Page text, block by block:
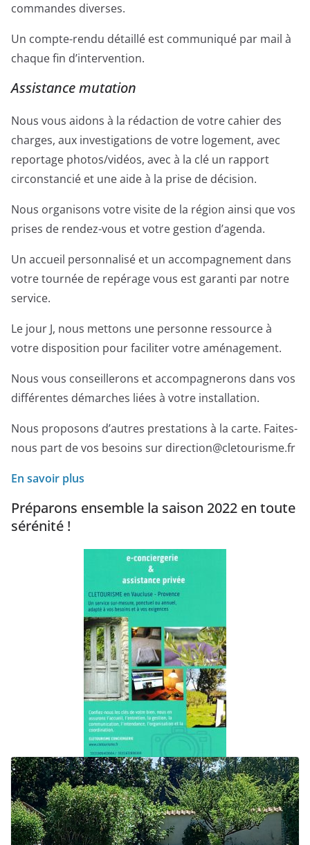
commandes diverses.
Un compte-rendu détaillé est communiqué par mail à
chaque fin d’intervention.
Assistance mutation
Nous vous aidons à la rédaction de votre cahier des
charges, aux investigations de votre logement, avec
reportage photos/vidéos, avec à la clé un rapport
circonstancié et une aide à la prise de décision.
Nous organisons votre visite de la région ainsi que vos
prises de rendez-vous et votre gestion d’agenda.
Un accueil personnalisé et un accompagnement dans
votre tournée de repérage vous est garanti par notre
service.
Le jour J, nous mettons une personne ressource à
votre disposition pour faciliter votre aménagement.
Nous vous conseillerons et accompagnerons dans vos
différentes démarches liées à votre installation.
Nous proposons d’autres prestations à la carte. Faites-
nous part de vos besoins sur direction@cletourisme.fr
En savoir plus
Préparons ensemble la saison 2022 en toute
sérénité !